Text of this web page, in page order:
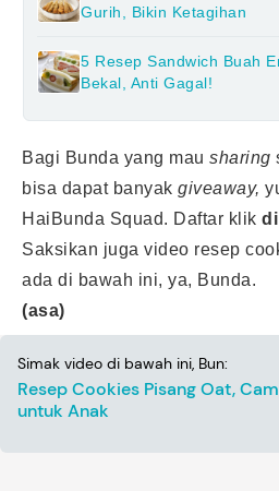
Gurih, Bikin Ketagihan
5 Resep Sandwich Buah
Bekal, Anti Gagal!
Bagi Bunda yang mau sharing
bisa dapat banyak giveaway,
HaiBunda Squad. Daftar klik di
Saksikan juga video resep
ada di bawah ini, ya, Bunda.
(asa)
Simak video di bawah ini, Bun:
Resep Cookies Pisang Oat,
untuk Anak